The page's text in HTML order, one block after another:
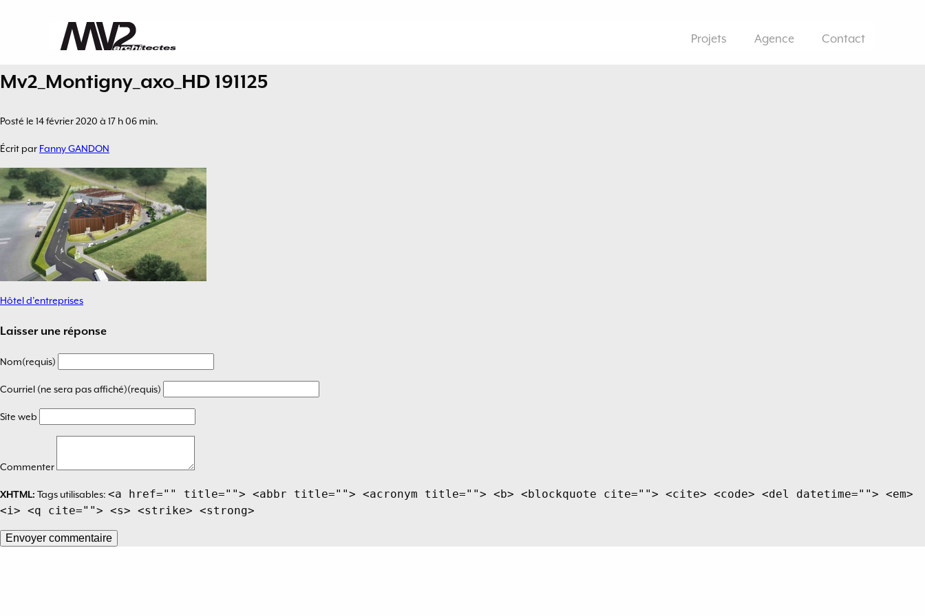
Projets Agence Contact
Mv2_Montigny_axo_HD 191125
Posté le 14 février 2020 à 17 h 06 min.
Écrit par Fanny GANDON
Navigation
de
l’article
Hôtel d’entreprises
Laisser une réponse
Nom(requis)
Courriel (ne sera pas affiché)(requis)
Site web
Commenter
XHTML: Tags utilisables: <a href="" title=""> <abbr title=""> <acronym title=""> <b> <blockquote cite=""> <cite> <code> <del datetime=""> <em>
<i> <q cite=""> <s> <strike> <strong>